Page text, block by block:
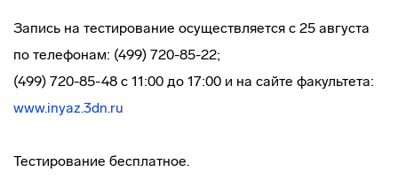
Запись на тестирование осуществляется с 25 августа
по телефонам: (499) 720-85-22;
(499) 720-85-48 с 11:00 до 17:00 и на сайте факультета:
www.inyaz.3dn.ru
Тестирование бесплатное.